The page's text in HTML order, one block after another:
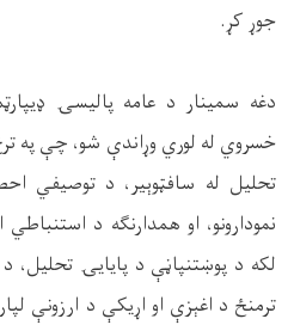
جوړ کړ.
دغه سمینار د عامه پالیسۍ
خسروي له لوري وړاندې شو، چې په
تحلیل له سافټوېیر، د توصیفي
نمودارونو، او همدارنګه د
لکه د پوښتنپاڼې د پایایۍ تحلیل، د
ترمنځ د اغېزې او اړیکې د ارزونې